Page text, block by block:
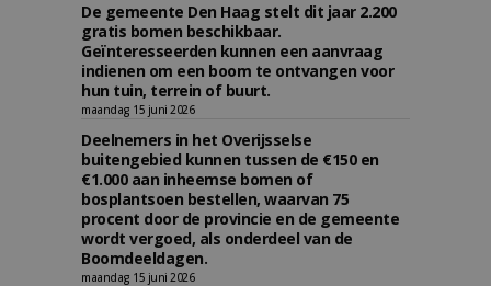
De gemeente Den Haag stelt dit jaar 2.200
gratis bomen beschikbaar.
Geïnteresseerden kunnen een aanvraag
indienen om een boom te ontvangen voor
hun tuin, terrein of buurt.
maandag 15 juni 2026
Deelnemers in het Overijsselse
buitengebied kunnen tussen de €150 en
€1.000 aan inheemse bomen of
bosplantsoen bestellen, waarvan 75
procent door de provincie en de gemeente
wordt vergoed, als onderdeel van de
Boomdeeldagen.
maandag 15 juni 2026